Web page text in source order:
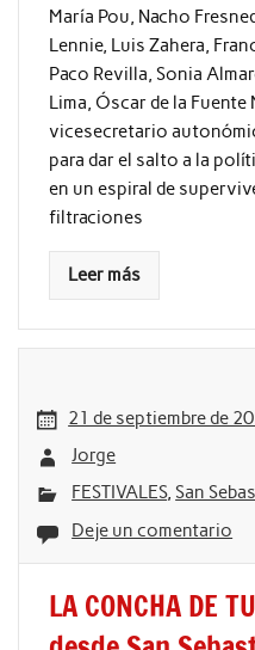
María Pou, Nacho
Lennie, Luis Zahera,
Paco Revilla, Sonia
Lima, Óscar de la
vicesecretario
para dar el salto a la
en un espiral de
filtraciones
Leer más
21 de septiembre de
Jorge
FESTIVALES,San
Deje un comentario
LA CONCHA DE